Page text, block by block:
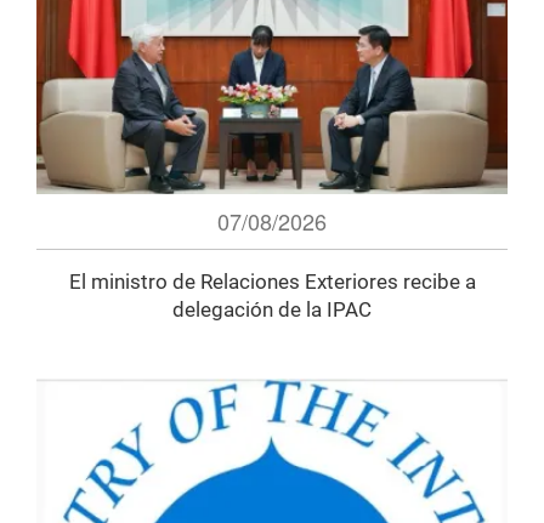
07/08/2026
El ministro de Relaciones Exteriores recibe a
delegación de la IPAC